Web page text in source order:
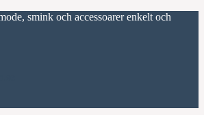
smink och accessoarer enkelt och